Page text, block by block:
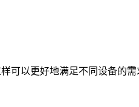
可以更好地满足不同设备的需